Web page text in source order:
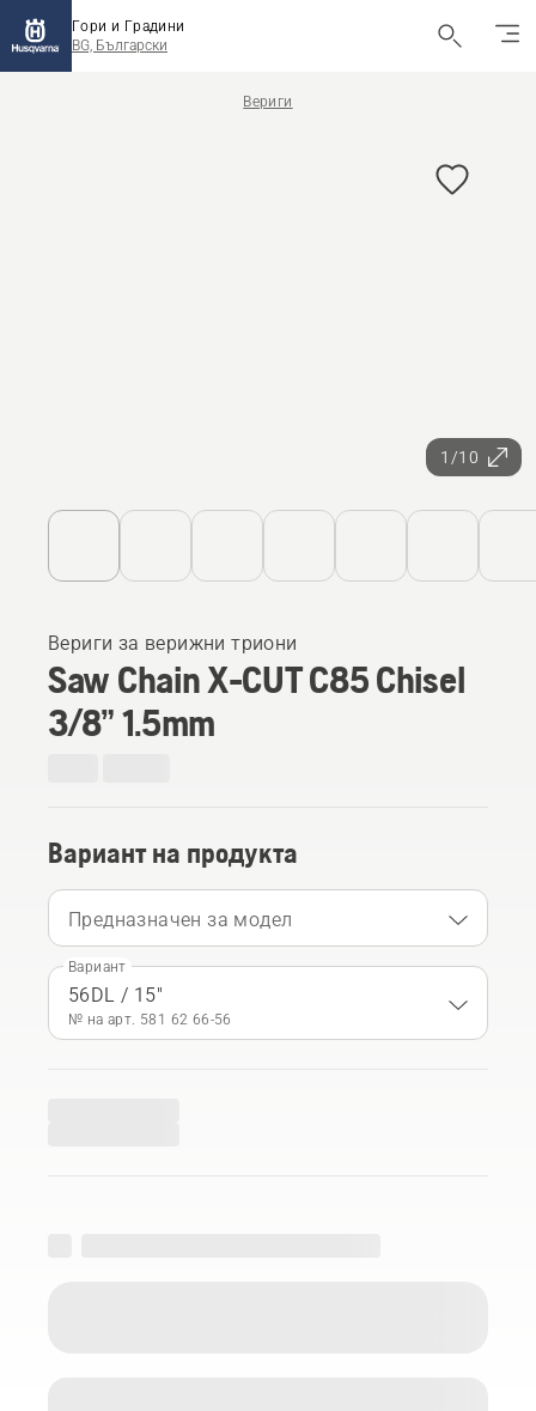
Гори и Градини
BG, Български
Вериги
1/10
Вериги за верижни триони
Saw Chain X-CUT C85 Chisel
3/8” 1.5mm
Вариант на продукта
Предназначен за модел
Вариант
56DL / 15"
№ на арт. 581 62 66‑56